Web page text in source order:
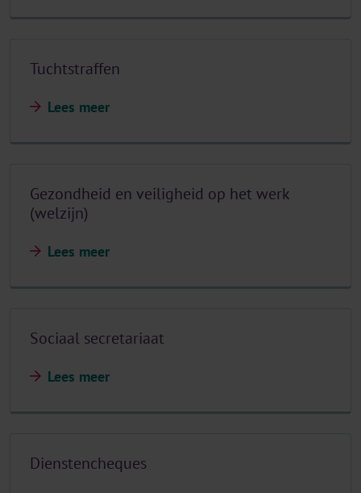
Tuchtstraffen
Lees meer
Gezondheid en veiligheid op het werk
(welzijn)
Lees meer
Sociaal secretariaat
Lees meer
Dienstencheques